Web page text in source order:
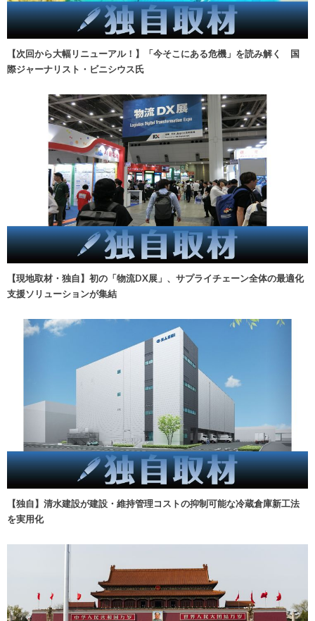
【次回から大幅リニューアル！】「今そこにある危機」を読み解く 国
際ジャーナリスト・ビニシウス氏
【現地取材・独自】初の「物流DX展」、サプライチェーン全体の最適化
支援ソリューションが集結
【独自】清水建設が建設・維持管理コストの抑制可能な冷蔵倉庫新工法
を実用化